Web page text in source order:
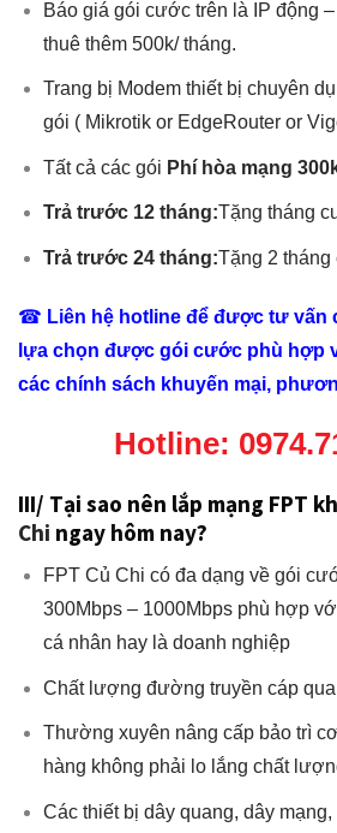
Báo giá gói cước trên là IP động
thuê thêm 500k/ tháng.
Trang bị Modem thiết bị chuyên
gói ( Mikrotik or EdgeRouter or
Tất cả các gói Phí hòa mạng
Trả trước 12 tháng:Tặng tháng
Trả trước 24 tháng:Tặng 2
☎ Liên hệ hotline để được tư vấn
lựa chọn được gói cước phù hợp
các chính sách khuyến mại,
Hotline:
III/ Tại sao nên lắp mạng FPT
Chi ngay hôm nay?
FPT Củ Chi có đa dạng về gói
300Mbps – 1000Mbps phù hợp
cá nhân hay là doanh nghiệp
Chất lượng đường truyền cáp
Thường xuyên nâng cấp bảo trì
hàng không phải lo lắng chất
Các thiết bị dây quang, dây